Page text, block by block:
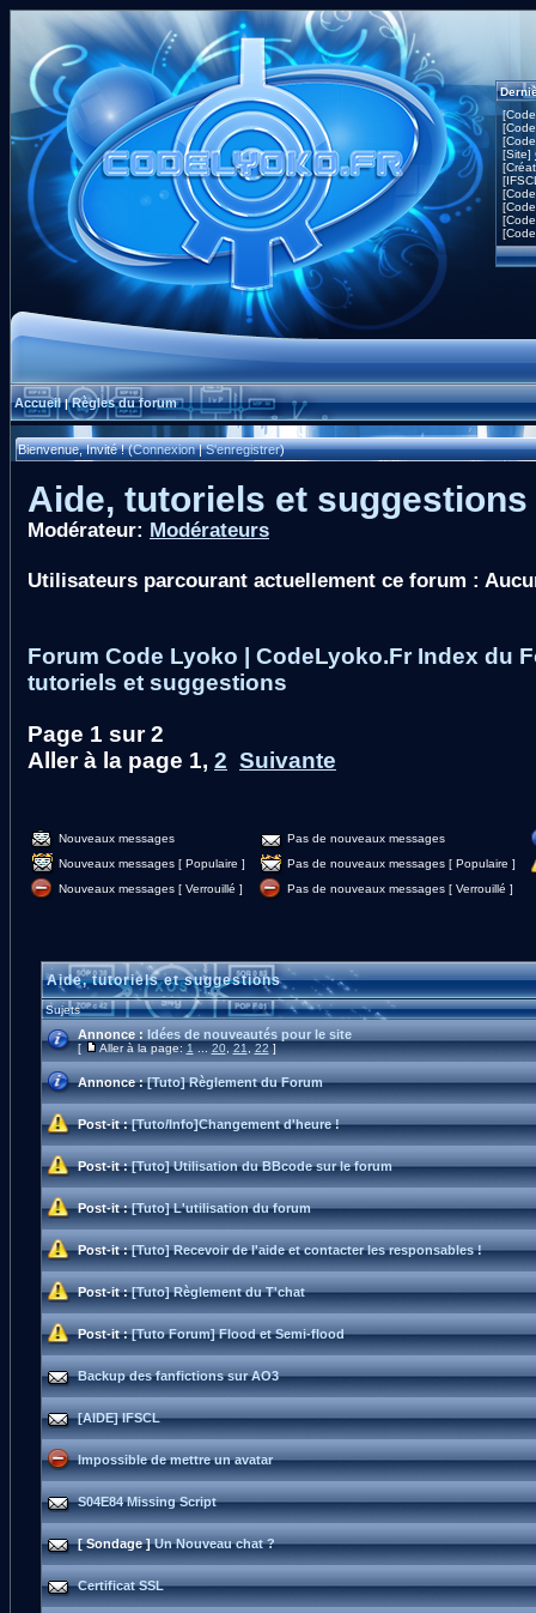
[Site]
Accueil|Règles du forum
Bienvenue, Invité ! (Connexion|S'enregistrer)
Aide, tutoriels et suggestions
Modérateur: Modérateurs
Utilisateurs parcourant actuellement ce forum :
Forum Code Lyoko | CodeLyoko.Fr Index du
tutoriels et suggestions
Page 1 sur2
Aller à la page 1, 2 Suivante
Nouveaux messages
Pas de nouveaux messages
Nouveaux messages [ Populaire ]
Pas de nouveaux messages [ Populaire ]
Nouveaux messages [ Verrouillé ]
Pas de nouveaux messages [ Verrouillé ]
Aide, tutoriels et suggestions
Sujets
Annonce : Idées de nouveautés pour le site
[ Aller à la page:1...20,21,22]
Annonce : [Tuto] Règlement du Forum
Post-it : [Tuto/Info]Changement d'heure !
Post-it : [Tuto] Utilisation du BBcode sur le forum
Post-it : [Tuto] L'utilisation du forum
Post-it : [Tuto] Recevoir de l'aide et contacter les responsables !
Post-it : [Tuto] Règlement du T'chat
Post-it : [Tuto Forum] Flood et Semi-flood
Backup des fanfictions sur AO3
[AIDE] IFSCL
Impossible de mettre un avatar
S04E84 Missing Script
[ Sondage ] Un Nouveau chat ?
Certificat SSL